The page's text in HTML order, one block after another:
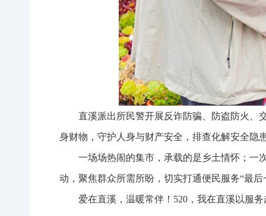
直溪派出所民警开展反诈防骗、防盗防火、
身财物，守护人身与财产安全，排查化解安全隐
一场场热闹的集市，承载的是乡土情怀；一
动，聚焦群众所需所盼，切实打通便民服务“最
爱在直溪，温暖常伴！520，我在直溪以服